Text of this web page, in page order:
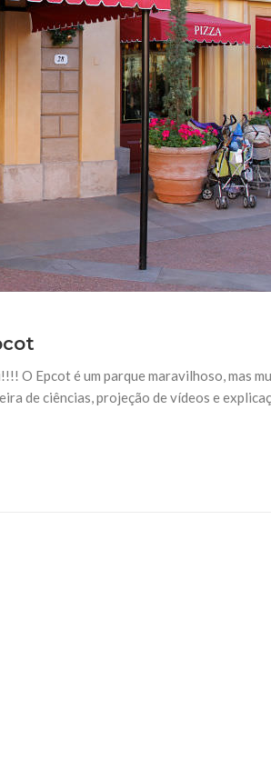
O Epcot é um parque maravilhoso, mas
de ciências, projeção de vídeos e